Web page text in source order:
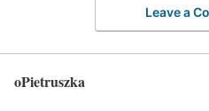
Leave a
oPietruszka